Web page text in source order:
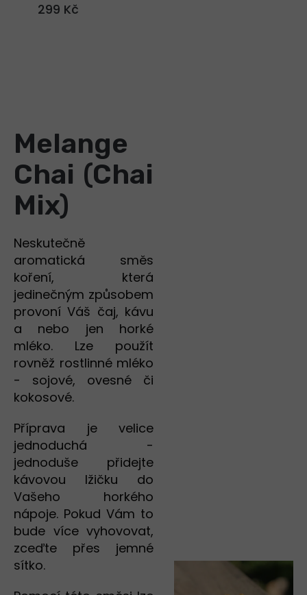
299 Kč
Melange
Chai (Chai
Mix)
Neskutečně
aromatická směs
koření, která
jedinečným způsobem
provoní Váš čaj, kávu
a nebo jen horké
mléko. Lze použít
rovněž rostlinné mléko
- sojové, ovesné či
kokosové.
Příprava je velice
jednoduchá -
jednoduše přidejte
kávovou lžičku do
Vašeho horkého
nápoje. Pokud Vám to
bude více vyhovovat,
zceďte přes jemné
sítko.